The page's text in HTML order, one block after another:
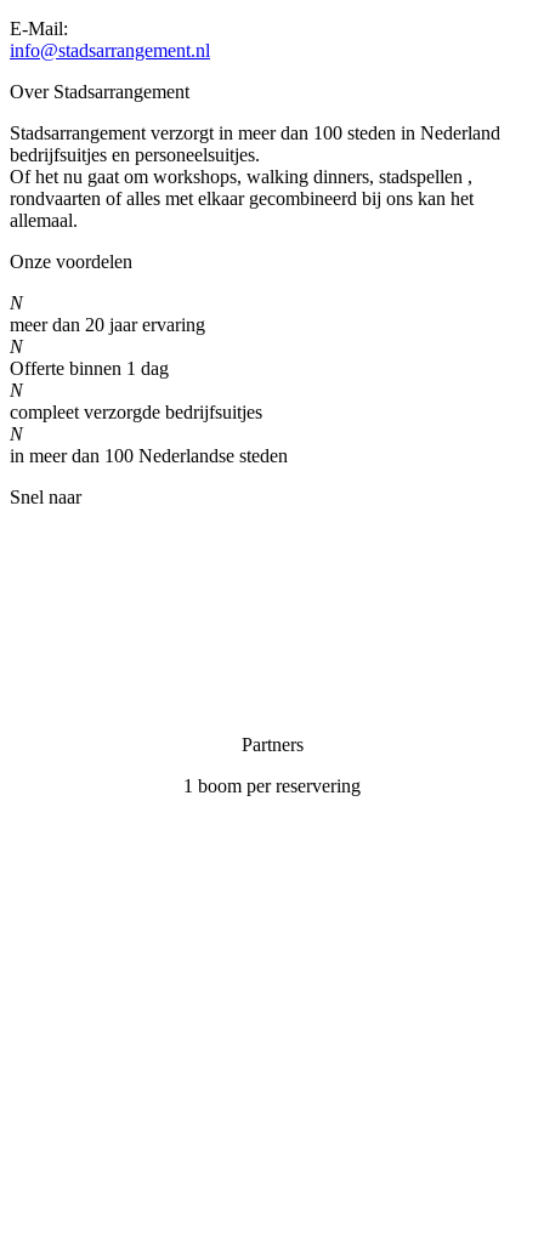
E-Mail:
info@stadsarrangement.nl
Over Stadsarrangement
Stadsarrangement verzorgt in meer dan 100 steden in Nederland
bedrijfsuitjes en personeelsuitjes.
Of het nu gaat om workshops, walking dinners, stadspellen ,
rondvaarten of alles met elkaar gecombineerd bij ons kan het
allemaal.
Onze voordelen
N
meer dan 20 jaar ervaring
N
Offerte binnen 1 dag
N
compleet verzorgde bedrijfsuitjes
N
in meer dan 100 Nederlandse steden
Snel naar
Partners
1 boom per reservering